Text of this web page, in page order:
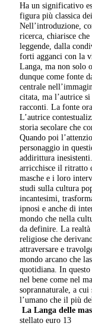
Ha un significativo
figura più classica
Nell’introduzione,
ricerca, chiarisce
leggende, dalla
forti agganci con la
Langa, ma non solo
dunque come fonte
centrale
citata, ma l’autrice
racconti. La fonte
L’autrice
storia secolare che
Quando poi
personaggio in
addirittura
arricchisce il ritratto
masche e i loro
studi sulla cultura
incantesimi,
ipnosi e anche di
mondo che nella
da definire. La
religiose che
attraversare e
mondo arcano che
quotidiana. In
nel bene come nel
soprannaturale, a
l’umano che il più
La Langa delle
stellato euro 13